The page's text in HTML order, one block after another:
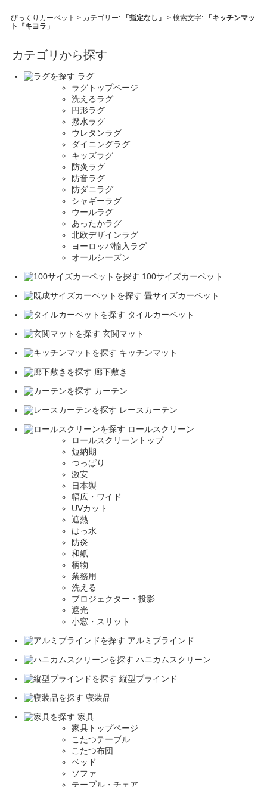
びっくりカーペット > カテゴリー: 「指定なし」 > 検索文字:
「キッチンマッ
ト『キヨラ」
カテゴリから探す
ラグ
ラグトップページ
洗えるラグ
円形ラグ
撥水ラグ
ウレタンラグ
ダイニングラグ
キッズラグ
防炎ラグ
防音ラグ
防ダニラグ
シャギーラグ
ウールラグ
あったかラグ
北欧デザインラグ
ヨーロッパ輸入ラグ
オールシーズン
100サイズカーペット
畳サイズカーペット
タイルカーペット
玄関マット
キッチンマット
廊下敷き
カーテン
レースカーテン
ロールスクリーン
ロールスクリーントップ
短納期
つっぱり
激安
日本製
幅広・ワイド
UVカット
遮熱
はっ水
防炎
和紙
柄物
業務用
洗える
プロジェクター・投影
遮光
小窓・スリット
アルミブラインド
ハニカムスクリーン
縦型ブラインド
寝装品
家具
家具トップページ
こたつテーブル
こたつ布団
ベッド
ソファ
テーブル・チェア